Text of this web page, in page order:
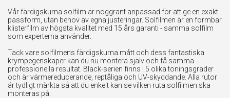
Vår färdigskurna solfilm är noggrant anpassad för att ge en exakt
passform, utan behov av egna justeringar. Solfilmen är en formbar
klisterfilm av högsta kvalitet med 15 års garanti - samma solfilm
som experterna använder.
Tack vare solfilmens färdigskurna mått och dess fantastiska
krympegenskaper kan du nu montera själv och få samma
professionella resultat. Black-serien finns i 5 olika toningsgrader
och är värmereducerande, reptåliga och UV-skyddande. Alla rutor
är tydligt märkta så att du enkelt kan se vilken ruta solfilmen ska
monteras på.